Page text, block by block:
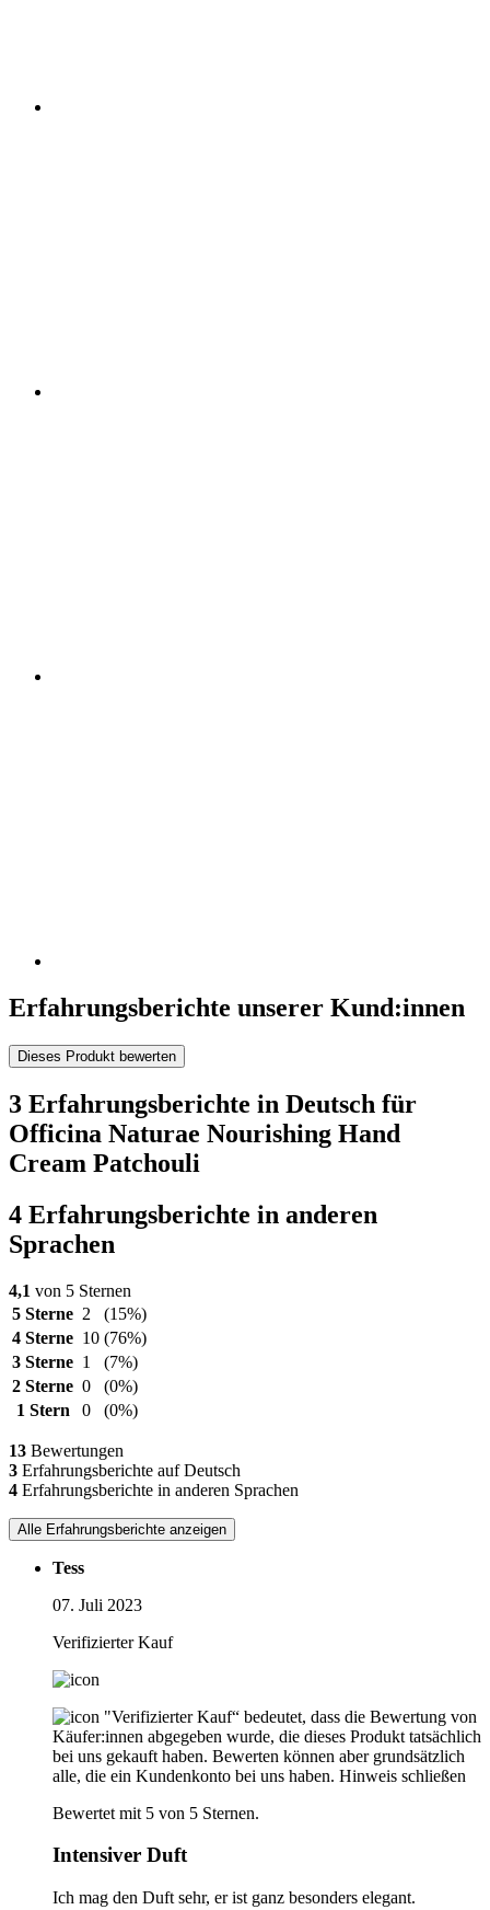
Erfahrungsberichte unserer Kund:innen
Dieses Produkt bewerten
3 Erfahrungsberichte in Deutsch für
Officina Naturae Nourishing Hand
Cream Patchouli
4 Erfahrungsberichte in anderen
Sprachen
4,1 von 5 Sternen
5 Sterne 2
(15%)
4 Sterne 10 (76%)
3 Sterne 1
(7%)
2 Sterne 0
(0%)
1 Stern
0 (0%)
13 Bewertungen
3 Erfahrungsberichte auf Deutsch
4 Erfahrungsberichte in anderen Sprachen
Alle Erfahrungsberichte anzeigen
Tess
07. Juli 2023
Verifizierter Kauf
"Verifizierter Kauf“ bedeutet, dass die Bewertung von
Käufer:innen abgegeben wurde, die dieses Produkt tatsächlich
bei uns gekauft haben. Bewerten können aber grundsätzlich
alle, die ein Kundenkonto bei uns haben. Hinweis schließen
Bewertet mit 5 von 5 Sternen.
Intensiver Duft
Ich mag den Duft sehr, er ist ganz besonders elegant.